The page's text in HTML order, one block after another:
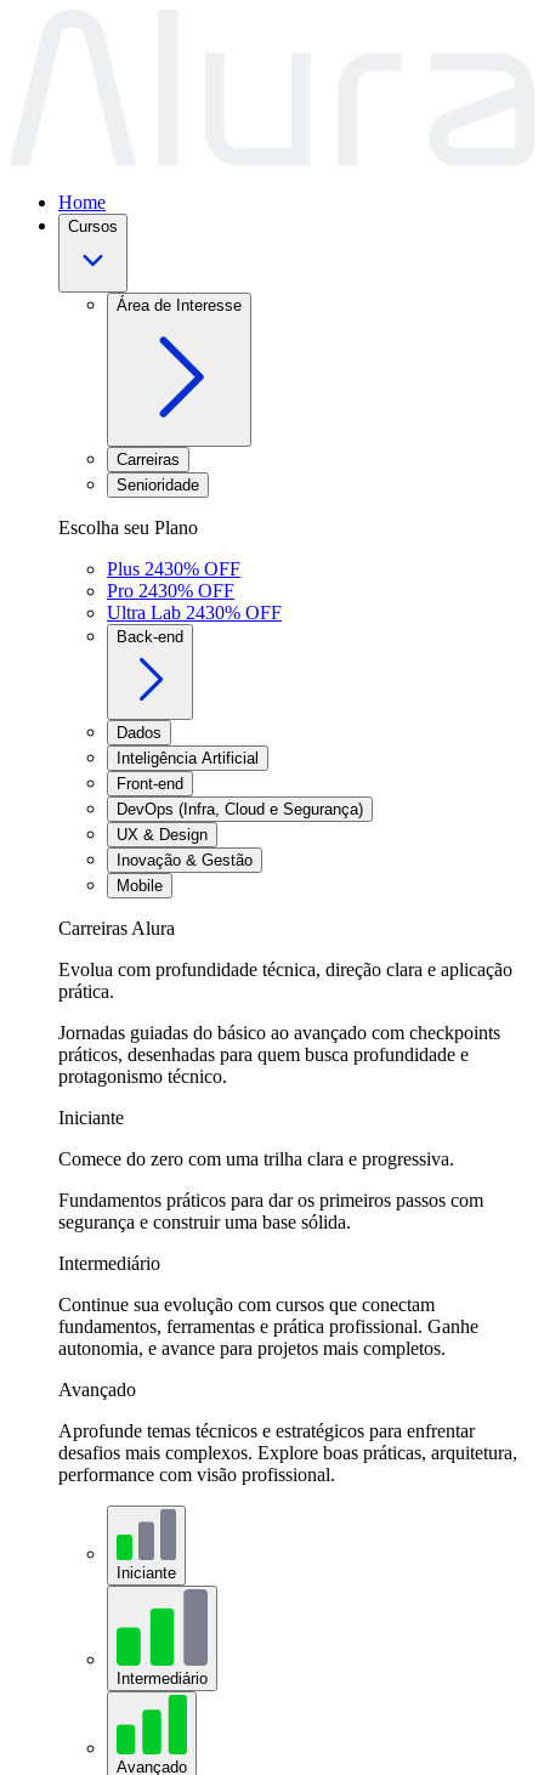
Home
Cursos
Área de Interesse
Carreiras
Senioridade
Escolha seu Plano
Plus 2430% OFF
Pro 2430% OFF
Ultra Lab 2430% OFF
Back-end
Dados
Inteligência Artificial
Front-end
DevOps (Infra, Cloud e Segurança)
UX & Design
Inovação & Gestão
Mobile
Carreiras Alura
Evolua com profundidade técnica, direção clara e aplicação
prática.
Jornadas guiadas do básico ao avançado com checkpoints
práticos, desenhadas para quem busca profundidade e
protagonismo técnico.
Iniciante
Comece do zero com uma trilha clara e progressiva.
Fundamentos práticos para dar os primeiros passos com
segurança e construir uma base sólida.
Intermediário
Continue sua evolução com cursos que conectam
fundamentos, ferramentas e prática profissional. Ganhe
autonomia, e avance para projetos mais completos.
Avançado
Aprofunde temas técnicos e estratégicos para enfrentar
desafios mais complexos. Explore boas práticas, arquitetura,
performance com visão profissional.
Iniciante
Intermediário
Avançado